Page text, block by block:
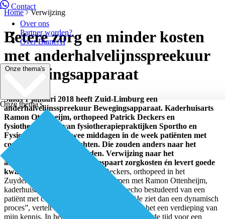
Contact
Over ons
Partner worden?
Over BiancAI
Onze thema's
Onze thema's
Home Verwijzing
Betere zorg en minder kosten
met anderhalvelijnsspreekuur
Bewegingsapparaat
Sinds 1 januari 2018 heeft Zuid-Limburg een
anderhalvelijnsspreekuur Bewegingsapparaat. Kaderhuisarts
Ramon Ottenheijm, orthopeed Patrick Deckers en
fysiotherapeuten van fysiotherapiepraktijken Sportho en
FysioStofberg zien twee middagen in de week patiënten met
complexe schouderklachten. Die zouden anders naar het
ziekenhuis verwezen worden. Verwijzing naar het
anderhalvelijnsspreekuur bespaart zorgkosten én levert goede
kwaliteit van zorg op.
Patrick Deckers, orthopeed in het
Zuyderland ziekenhuis, heeft net samen met Ramon Ottenheijm,
kaderhuisarts Bewegingsapparaat, een echo bestudeerd van een
patiënt met complexe schouderklachten. “Je ziet dan een dynamisch
proces”, vertelt Deckers. “Voor mij betekent het een verdieping van
mijn kennis. In het ziekenhuis ontbreekt veelal de tijd voor een